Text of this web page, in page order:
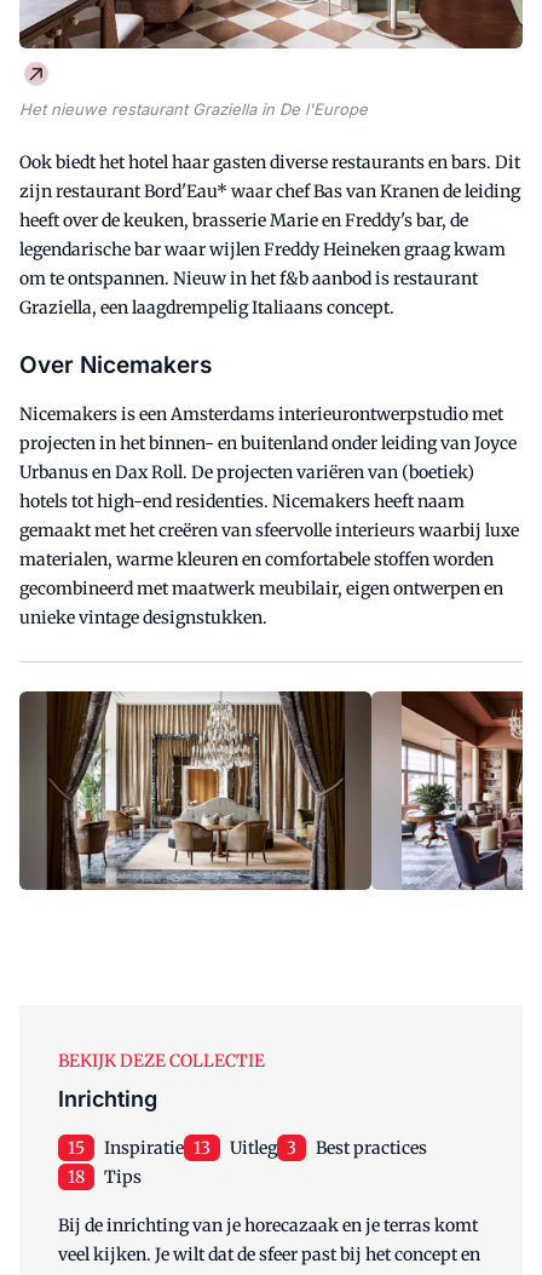
Het nieuwe restaurant Graziella in De l'Europe
Ook biedt het hotel haar gasten diverse restaurants en bars. Dit
zijn restaurant Bord'Eau* waar chef Bas van Kranen de leiding
heeft over de keuken, brasserie Marie en Freddy's bar, de
legendarische bar waar wijlen Freddy Heineken graag kwam
om te ontspannen. Nieuw in het f&b aanbod is restaurant
Graziella, een laagdrempelig Italiaans concept.
Over Nicemakers
Nicemakers is een Amsterdams interieurontwerpstudio met
projecten in het binnen- en buitenland onder leiding van Joyce
Urbanus en Dax Roll. De projecten variëren van (boetiek)
hotels tot high-end residenties. Nicemakers heeft naam
gemaakt met het creëren van sfeervolle interieurs waarbij luxe
materialen, warme kleuren en comfortabele stoffen worden
gecombineerd met maatwerk meubilair, eigen ontwerpen en
unieke vintage designstukken.
BEKIJK DEZE COLLECTIE
Inrichting
15 Inspiratie 13 Uitleg 3
Best practices
18
Tips
Bij de inrichting van je horecazaak en je terras komt
veel kijken. Je wilt dat de sfeer past bij het concept en